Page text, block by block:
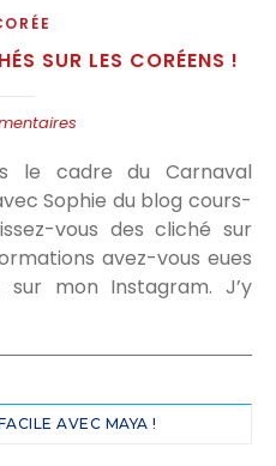
SUR LES CORÉENS !
Sophie du blog cours-
vous des cliché sur
avez-vous eues
mon Instagram. J’y
AVEC MAYA !